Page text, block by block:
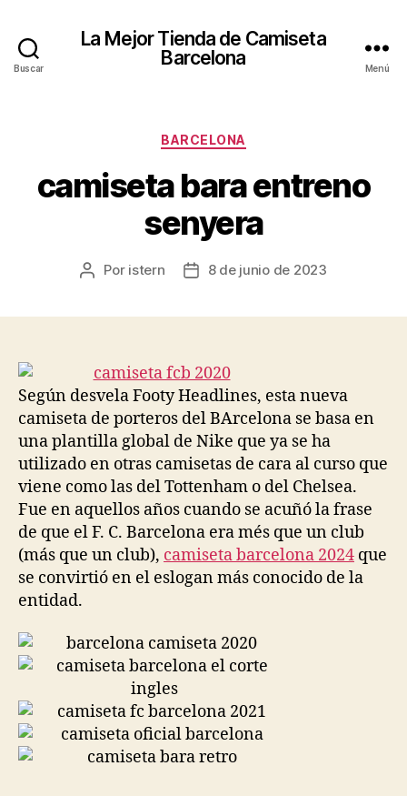
Buscar
La Mejor Tienda de Camiseta
Barcelona
Menú
Categorías
BARCELONA
camiseta bara entreno
senyera
Autor
Por istern
Fecha8 de junio de 2023
Según desvela Footy Headlines, esta nueva
camiseta de porteros del BArcelona se basa en
una plantilla global de Nike que ya se ha
utilizado en otras camisetas de cara al curso que
viene como las del Tottenham o del Chelsea.
Fue en aquellos años cuando se acuñó la frase
de que el F. C. Barcelona era més que un club
(más que un club), camiseta barcelona 2024 que
se convirtió en el eslogan más conocido de la
entidad.